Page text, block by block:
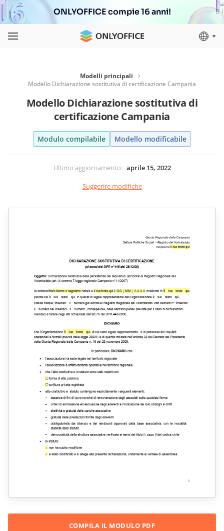
ONLYOFFICE compie 16 anni!
Modelli principali
Modello Dichiarazione sostitutiva di certificazione Campania
Modello Dichiarazione sostitutiva di
certificazione Campania
Modulo compilabile Modello modificabile
Ultimo aggiornamento: aprile 15, 2022
Suggerire modifiche
COMPILA IL MODULO PDF